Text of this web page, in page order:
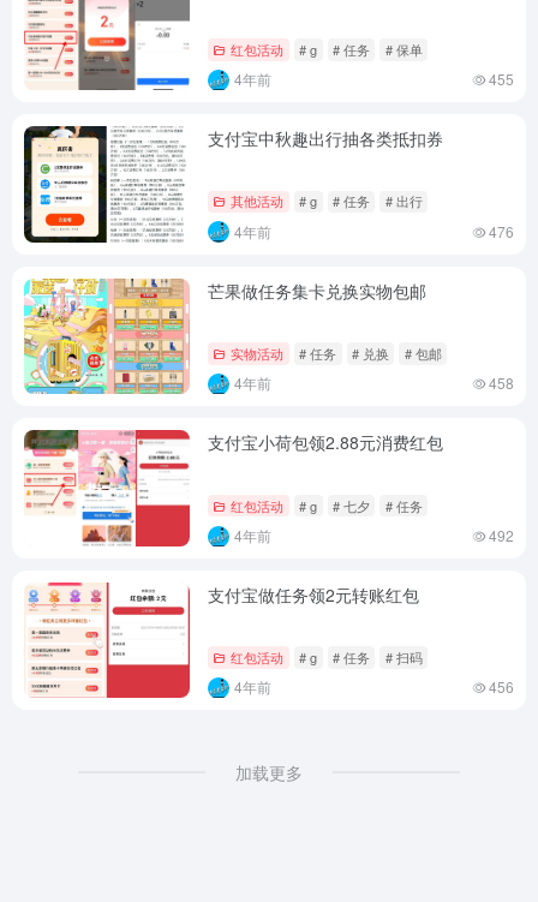
红包活动 # g # 任务 # 保单
4年前 455
支付宝中秋趣出行抽各类抵扣券
其他活动 # g # 任务 # 出行
4年前 476
芒果做任务集卡兑换实物包邮
实物活动 # 任务 # 兑换 # 包邮
4年前 458
支付宝小荷包领2.88元消费红包
红包活动 # g # 七夕 # 任务
4年前 492
支付宝做任务领2元转账红包
红包活动 # g # 任务 # 扫码
4年前 456
加载更多